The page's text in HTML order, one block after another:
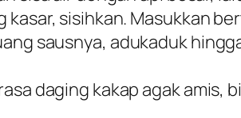
kasar, sisihkan. Masukkan
sausnya, adukaduk
daging kakap agak